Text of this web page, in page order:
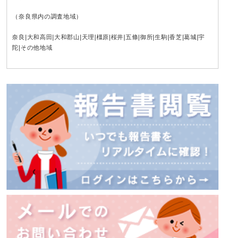
（奈良県内の調査地域）
奈良 大和高田 大和郡山 天理 橿原 桜井 五條 |御所 |生駒 |香芝 |葛城 |宇
陀 |その他地域